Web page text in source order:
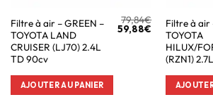
Filtre à air – GREEN –
TOYOTA LAND
CRUISER (LJ70) 2.4L
TD 90cv
79,84€
59,88€
AJOUTER AU PANIER
Filtre à air
TOYOTA
HILUX/
(RZN1)